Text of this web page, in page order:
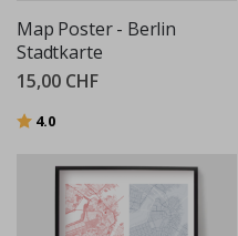
Map Poster - Berlin
Stadtkarte
15,00 CHF
Bewertung:
4.0